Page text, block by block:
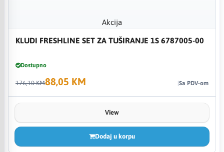
Akcija
KLUDI FRESHLINE SET ZA TUŠIRANJE 1S 6787005-00
Dostupno
176,10 KM88,05 KM Sa PDV-om
View
Dodaj u korpu